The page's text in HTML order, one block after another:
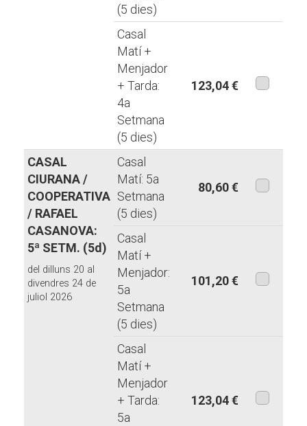
(5 dies)
Casal
Matí +
Menjador
+ Tarda:
4a
Setmana
(5 dies)
123,04 €
CASAL
CIURANA /
COOPERATIVA
/ RAFAEL
CASANOVA:
5ª SETM. (5d)
del dilluns 20 al
divendres 24 de
juliol 2026
Casal
Matí: 5a
Setmana
(5 dies)
80,60 €
Casal
Matí +
Menjador:
5a
Setmana
(5 dies)
101,20 €
Casal
Matí +
Menjador
+ Tarda:
5a
123,04 €